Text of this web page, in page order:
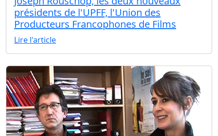
présidents de l'UPFF, l'Union des
Producteurs Francophones de Films
Lire l'article